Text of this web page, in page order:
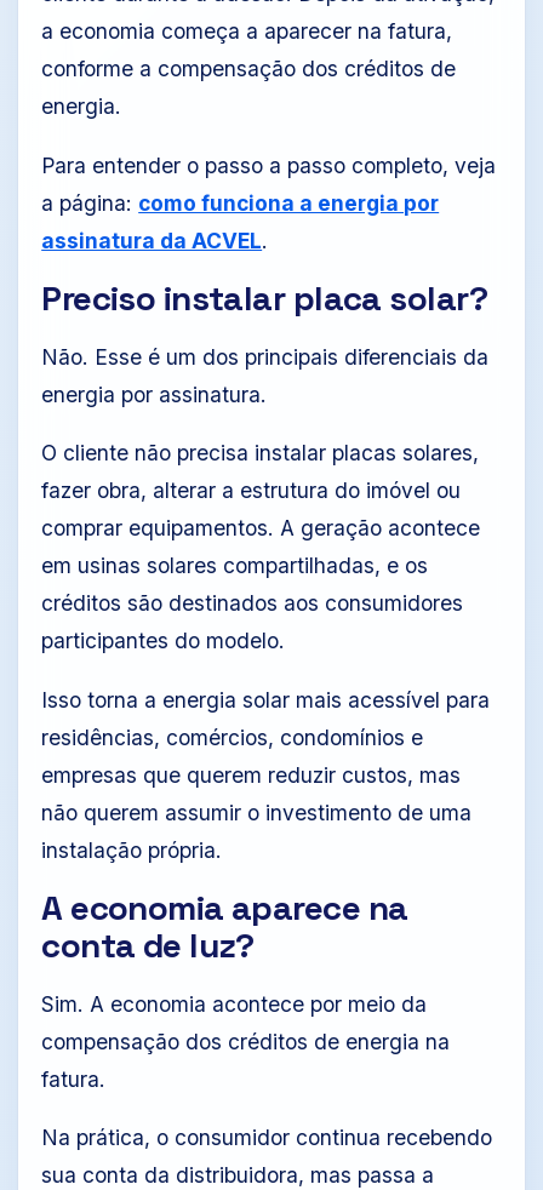
a economia começa a aparecer na fatura,
conforme a compensação dos créditos de
energia.
Para entender o passo a passo completo, veja
a página: como funciona a energia por
assinatura da ACVEL.
Preciso instalar placa solar?
Não. Esse é um dos principais diferenciais da
energia por assinatura.
O cliente não precisa instalar placas solares,
fazer obra, alterar a estrutura do imóvel ou
comprar equipamentos. A geração acontece
em usinas solares compartilhadas, e os
créditos são destinados aos consumidores
participantes do modelo.
Isso torna a energia solar mais acessível para
residências, comércios, condomínios e
empresas que querem reduzir custos, mas
não querem assumir o investimento de uma
instalação própria.
A economia aparece na
conta de luz?
Sim. A economia acontece por meio da
compensação dos créditos de energia na
fatura.
Na prática, o consumidor continua recebendo
sua conta da distribuidora, mas passa a